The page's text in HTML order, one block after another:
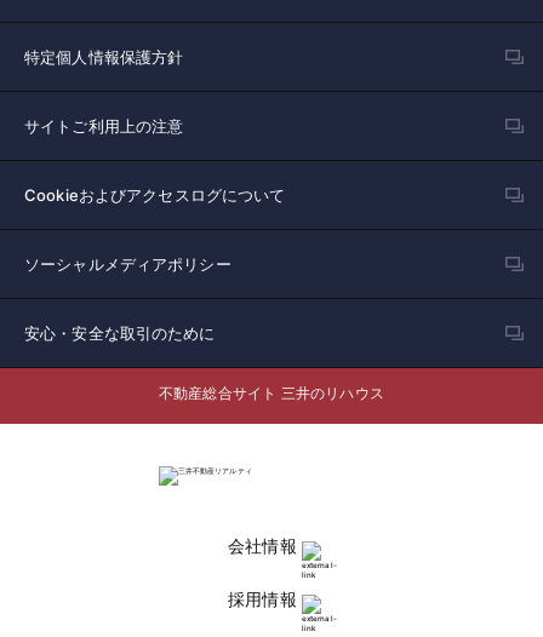
特定個人情報保護方針
サイトご利用上の注意
Cookieおよびアクセスログについて
ソーシャルメディアポリシー
安心・安全な取引のために
不動産総合サイト 三井のリハウス
会社情報
採用情報